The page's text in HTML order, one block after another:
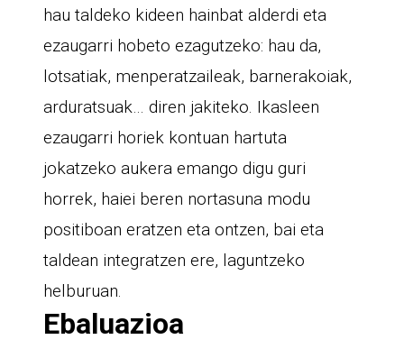
hau taldeko kideen hainbat alderdi eta
ezaugarri hobeto ezagutzeko: hau da,
lotsatiak, menperatzaileak, barnerakoiak,
arduratsuak… diren jakiteko. Ikasleen
ezaugarri horiek kontuan hartuta
jokatzeko aukera emango digu guri
horrek, haiei beren nortasuna modu
positiboan eratzen eta ontzen, bai eta
taldean integratzen ere, laguntzeko
helburuan.
Ebaluazioa